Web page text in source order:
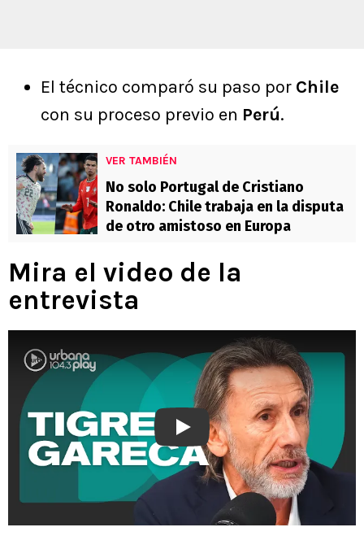
El técnico comparó su paso por Chile
con su proceso previo en Perú.
VER TAMBIÉN
No solo Portugal de Cristiano
Ronaldo: Chile trabaja en la disputa
de otro amistoso en Europa
Mira el video de la
entrevista
Play